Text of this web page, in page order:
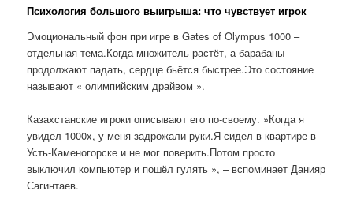
Психология большого выигрыша: что чувствует игрок
Эмоциональный фон при игре в Gates of Olympus 1000 –
отдельная тема.Когда множитель растёт, а барабаны
продолжают падать, сердце бьётся быстрее.Это состояние
называют « олимпийским драйвом ».
Казахстанские игроки описывают его по-своему. »Когда я
увидел 1000x, у меня задрожали руки.Я сидел в квартире в
Усть-Каменогорске и не мог поверить.Потом просто
выключил компьютер и пошёл гулять », – вспоминает Данияр
Сагинтаев.